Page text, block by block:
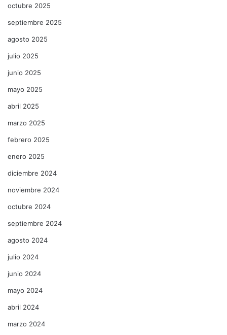
octubre 2025
septiembre 2025
agosto 2025
julio 2025
junio 2025
mayo 2025
abril 2025
marzo 2025
febrero 2025
enero 2025
diciembre 2024
noviembre 2024
octubre 2024
septiembre 2024
agosto 2024
julio 2024
junio 2024
mayo 2024
abril 2024
marzo 2024